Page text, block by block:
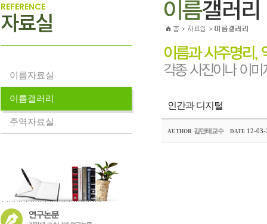
REFERENCE
자료실
이름자료실
이름갤러리
주역자료실
인간과 디지털
AUTHOR 김만태교수 DATE 12-